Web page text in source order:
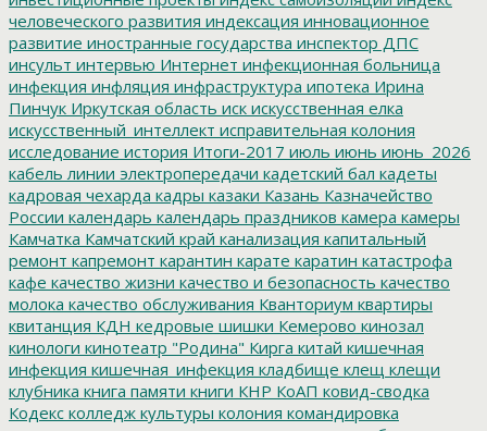
человеческого развития индексация инновационное
развитие иностранные государства инспектор ДПС
инсульт интервью Интернет инфекционная больница
инфекция инфляция инфраструктура ипотека Ирина
Пинчук Иркутская область иск искусственная елка
искусственный_интеллект исправительная колония
исследование история Итоги-2017 июль июнь июнь_2026
кабель линии электропередачи кадетский бал кадеты
кадровая чехарда кадры казаки Казань Казначейство
России календарь календарь праздников камера камеры
Камчатка Камчатский край канализация капитальный
ремонт капремонт карантин карате каратин катастрофа
кафе качество жизни качество и безопасность качество
молока качество обслуживания Кванториум квартиры
квитанция КДН кедровые шишки Кемерово кинозал
кинологи кинотеатр "Родина" Кирга китай кишечная
инфекция кишечная_инфекция кладбище клещ клещи
клубника книга памяти книги КНР КоАП ковид-сводка
Кодекс колледж культуры колония командировка